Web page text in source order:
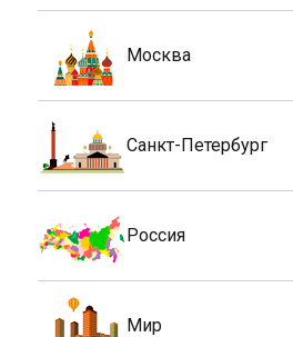
Москва
Санкт-Петербург
Россия
Мир